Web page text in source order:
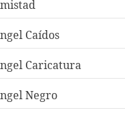
Caídos
Caricatura
Negro